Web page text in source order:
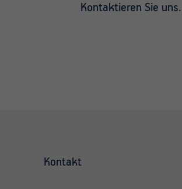
Kontaktieren Sie uns.
Kontakt